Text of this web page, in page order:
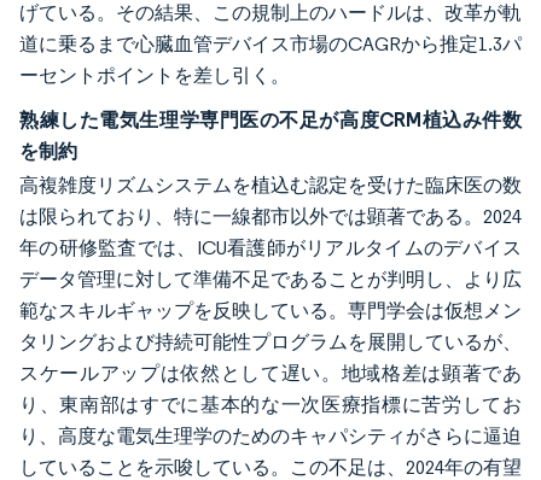
げている。その結果、この規制上のハードルは、改革が軌
道に乗るまで心臓血管デバイス市場のCAGRから推定1.3パ
ーセントポイントを差し引く。
熟練した電気生理学専門医の不足が高度CRM植込み件数
を制約
高複雑度リズムシステムを植込む認定を受けた臨床医の数
は限られており、特に一線都市以外では顕著である。2024
年の研修監査では、ICU看護師がリアルタイムのデバイス
データ管理に対して準備不足であることが判明し、より広
範なスキルギャップを反映している。専門学会は仮想メン
タリングおよび持続可能性プログラムを展開しているが、
スケールアップは依然として遅い。地域格差は顕著であ
り、東南部はすでに基本的な一次医療指標に苦労してお
り、高度な電気生理学のためのキャパシティがさらに逼迫
していることを示唆している。この不足は、2024年の有望